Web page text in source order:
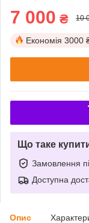
7 000 ₴ 10
Економія 3000
Що таке
Замовлення
Доступна
Опис